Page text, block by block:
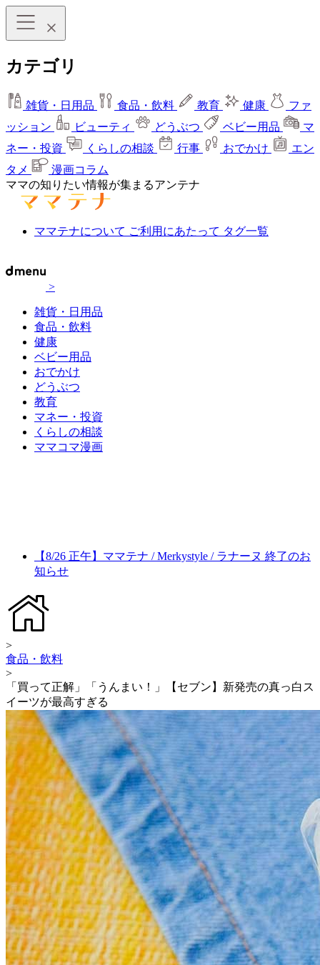
カテゴリ
雑貨・日用品 食品・飲料 教育 健康
ファ
ッション
ビューティ どうぶつ ベビー用品
マ
ネー・投資
くらしの相談 行事 おでかけ
エン
タメ
漫画コラム
ママの知りたい情報が集まるアンテナ
ママテナについて ご利用にあたって タグ一覧
>
雑貨・日用品
食品・飲料
健康
ベビー用品
おでかけ
どうぶつ
教育
マネー・投資
くらしの相談
ママコマ漫画
【8/26 正午】ママテナ / Merkystyle / ラナーヌ 終了のお
知らせ
>
食品・飲料
>
「買って正解」「うんまい！」【セブン】新発売の真っ白ス
イーツが最高すぎる